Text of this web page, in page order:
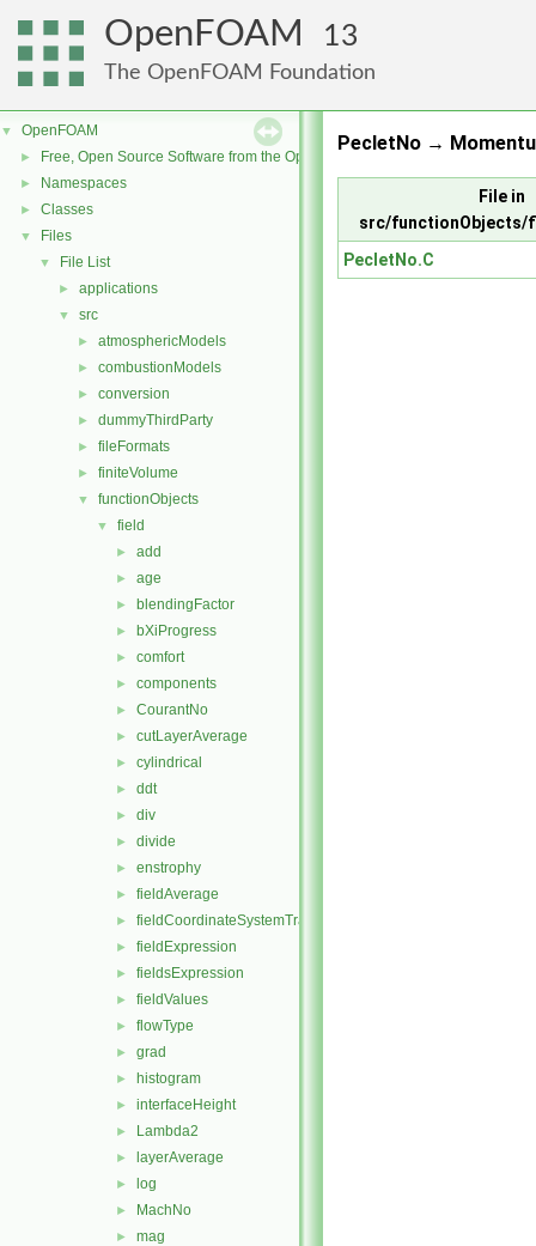
OpenFOAM 13
The OpenFOAM Foundation
▼ OpenFOAM
► Free, Open Source Software from the OpenFOAM Foundation
► Namespaces
► Classes
▼ Files
▼ File List
► applications
▼ src
► atmosphericModels
► combustionModels
► conversion
► dummyThirdParty
► fileFormats
► finiteVolume
▼ functionObjects
▼ field
► add
► age
► blendingFactor
► bXiProgress
► comfort
► components
► CourantNo
► cutLayerAverage
► cylindrical
► ddt
► div
► divide
► enstrophy
► fieldAverage
► fieldCoordinateSystemTransform
► fieldExpression
► fieldsExpression
► fieldValues
► flowType
► grad
► histogram
► interfaceHeight
► Lambda2
► layerAverage
► log
► MachNo
► mag
PecletNo →
File in
src/functionObjects/
PecletNo.C